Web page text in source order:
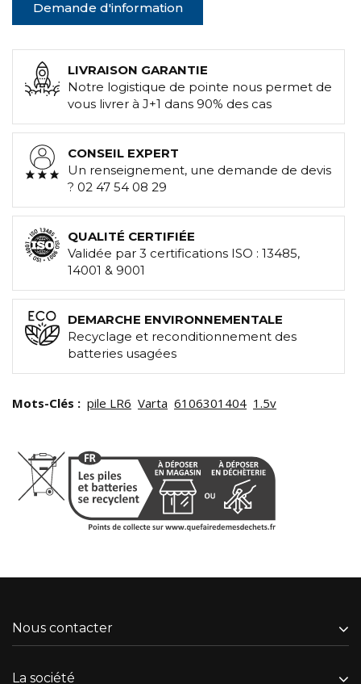
Demande d'information
LIVRAISON GARANTIE
Notre logistique de pointe nous permet de
vous livrer à J+1 dans 90% des cas
CONSEIL EXPERT
Un renseignement, une demande de devis
? 02 47 54 08 29
QUALITÉ CERTIFIÉE
Validée par 3 certifications ISO : 13485,
14001 & 9001
DEMARCHE ENVIRONNEMENTALE
Recyclage et reconditionnement des
batteries usagées
Mots-Clés : pile LR6 Varta 6106301404 1.5v
Nous contacter
La société